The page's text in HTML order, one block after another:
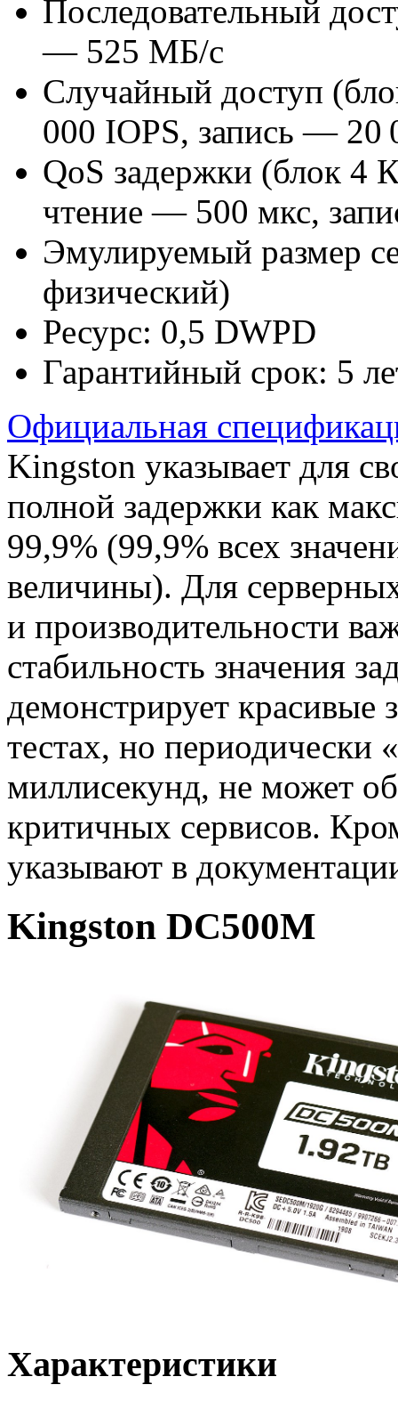
Последовательный
— 525 МБ/с
Случайный доступ
000 IOPS, запись — 20
QoS задержки (блок 4
чтение — 500 мкс,
Эмулируемый размер
физический)
Ресурс: 0,5 DWPD
Гарантийный срок: 5
Официальная
Kingston указывает для
полной задержки как
99,9% (99,9% всех
величины). Для
и производительности
стабильность значения
демонстрирует красивые
тестах, но периодически
миллисекунд, не может
критичных сервисов.
указывают в
Kingston DC500M
Характеристики